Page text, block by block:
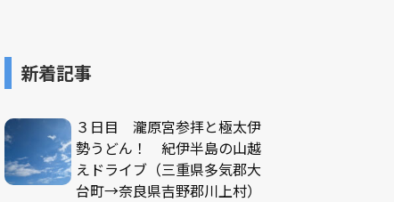
新着記事
３日目 瀧原宮参拝と極太伊
勢うどん！ 紀伊半島の山越
えドライブ（三重県多気郡大
台町→奈良県吉野郡川上村）